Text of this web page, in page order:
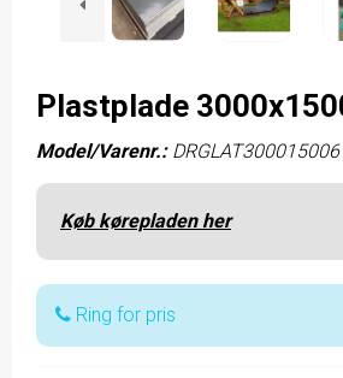
Plastplade
Model/Varenr.: DRGLAT300015006
Køb kørepladen her
Ring for pris